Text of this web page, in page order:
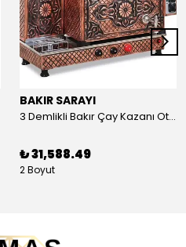
BAKIR SARAYI
3 Demlikli Bakır Çay Kazanı Otomatik, 30 Litre
₺ 31,588.49
2 Boyut